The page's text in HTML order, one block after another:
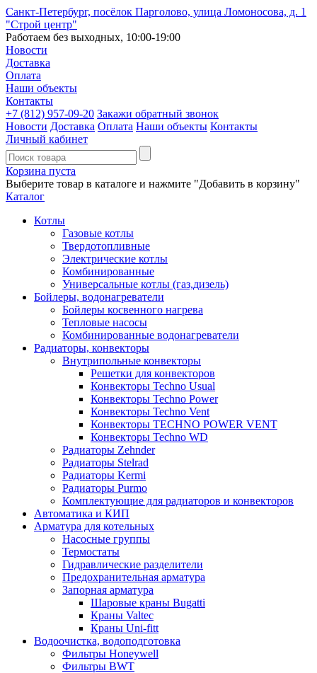
Санкт-Петербург, посёлок Парголово, улица Ломоносова, д. 1
"Строй центр"
Работаем без выходных, 10:00-19:00
Новости
Доставка
Оплата
Наши объекты
Контакты
+7 (812) 957-09-20 Закажи обратный звонок
Новости Доставка Оплата Наши объекты Контакты
Личный кабинет
Корзина пуста
Выберите товар в каталоге и нажмите "Добавить в корзину"
Каталог
Котлы
Газовые котлы
Твердотопливные
Электрические котлы
Комбинированные
Универсальные котлы (газ,дизель)
Бойлеры, водонагреватели
Бойлеры косвенного нагрева
Тепловые насосы
Комбинированные водонагреватели
Радиаторы, конвекторы
Внутрипольные конвекторы
Решетки для конвекторов
Конвекторы Techno Usual
Конвекторы Techno Power
Конвекторы Techno Vent
Конвекторы TECHNO POWER VENT
Конвекторы Techno WD
Радиаторы Zehnder
Радиаторы Stelrad
Радиаторы Kermi
Радиаторы Purmo
Комплектующие для радиаторов и конвекторов
Автоматика и КИП
Арматура для котельных
Насосные группы
Термостаты
Гидравлические разделители
Предохранительная арматура
Запорная арматура
Шаровые краны Bugatti
Краны Valtec
Краны Uni-fitt
Водоочистка, водоподготовка
Фильтры Honeywell
Фильтры BWT